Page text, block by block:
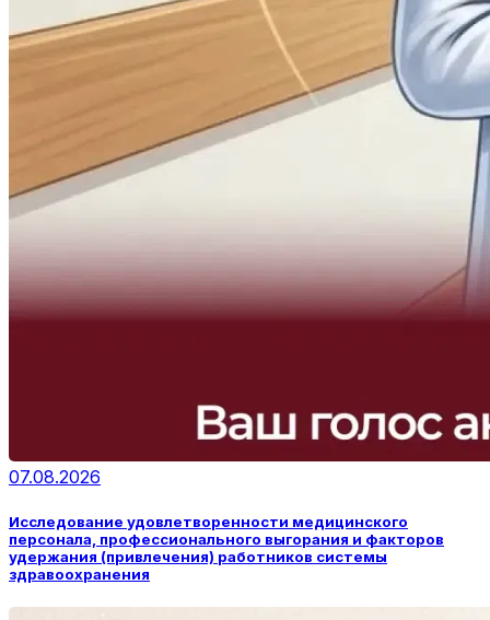
07.08.2026
Исследование удовлетворенности медицинского
персонала, профессионального выгорания и факторов
удержания (привлечения) работников системы
здравоохранения